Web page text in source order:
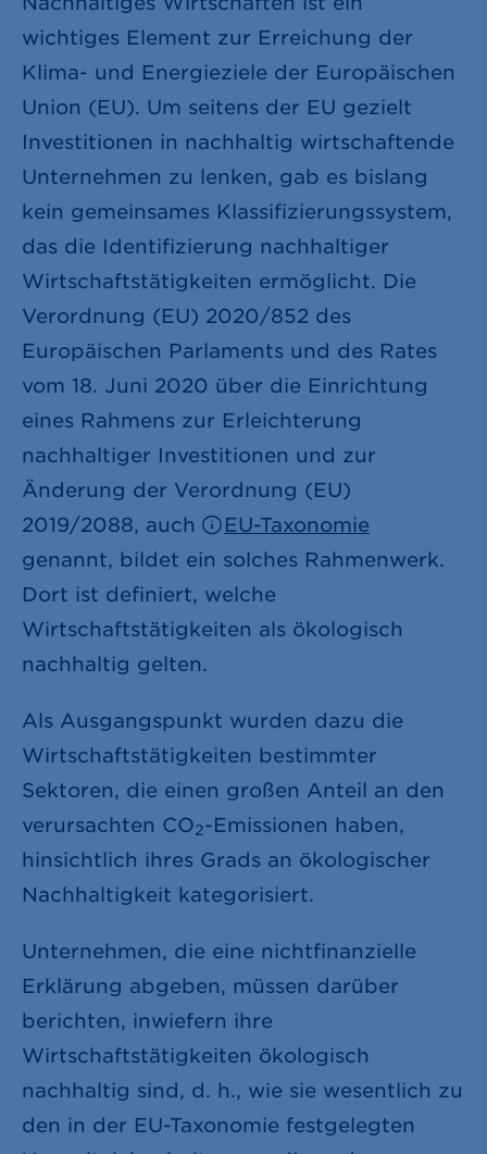
wichtiges Element zur Erreichung der
Klima- und Energieziele der Europäischen
Union (EU). Um seitens der EU gezielt
Investitionen in nachhaltig wirtschaftende
Unternehmen zu lenken, gab es bislang
kein gemeinsames Klassifizierungssystem,
das die Identifizierung nachhaltiger
Wirtschaftstätigkeiten ermöglicht. Die
Verordnung (EU) 2020/852 des
Europäischen Parlaments und des Rates
vom 18. Juni 2020 über die Einrichtung
eines Rahmens zur Erleichterung
nachhaltiger Investitionen und zur
Änderung der Verordnung (EU)
2019/2088, auch
EU-Taxonomie
genannt, bildet ein solches Rahmenwerk.
Dort ist definiert, welche
Wirtschaftstätigkeiten als ökologisch
nachhaltig gelten.
Als Ausgangspunkt wurden dazu die
Wirtschaftstätigkeiten bestimmter
Sektoren, die einen großen Anteil an den
verursachten CO2-Emissionen haben,
hinsichtlich ihres Grads an ökologischer
Nachhaltigkeit kategorisiert.
Unternehmen, die eine nichtfinanzielle
Erklärung abgeben, müssen darüber
berichten, inwiefern ihre
Wirtschaftstätigkeiten ökologisch
nachhaltig sind, d. h., wie sie wesentlich zu
den in der EU-Taxonomie festgelegten